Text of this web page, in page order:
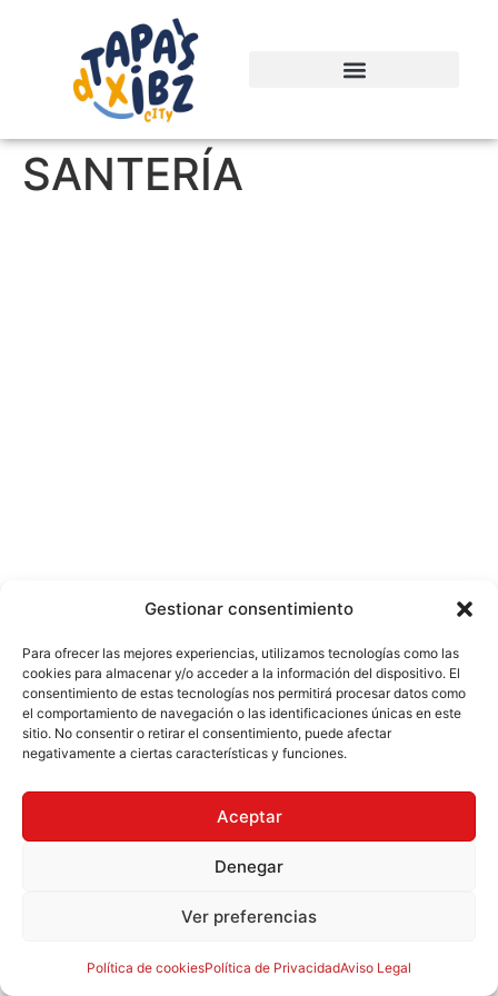
Gestionar consentimiento
Para ofrecer las mejores experiencias, utilizamos tecnologías como las
cookies para almacenar y/o acceder a la información del dispositivo. El
consentimiento de estas tecnologías nos permitirá procesar datos como
el comportamiento de navegación o las identificaciones únicas en este
sitio. No consentir o retirar el consentimiento, puede afectar
negativamente a ciertas características y funciones.
Aceptar
Denegar
Ver preferencias
Política de cookiesPolítica de PrivacidadAviso Legal
SANTERÍA